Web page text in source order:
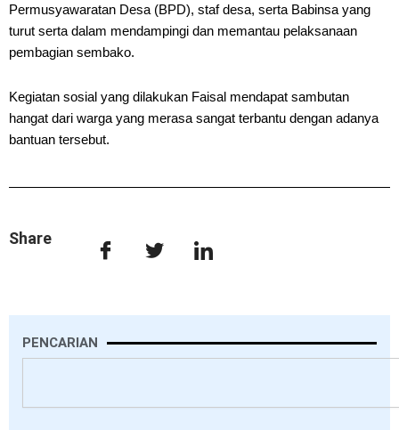
Permusyawaratan Desa (BPD), staf desa, serta Babinsa yang
turut serta dalam mendampingi dan memantau pelaksanaan
pembagian sembako.
Kegiatan sosial yang dilakukan Faisal mendapat sambutan
hangat dari warga yang merasa sangat terbantu dengan adanya
bantuan tersebut.
Share
PENCARIAN